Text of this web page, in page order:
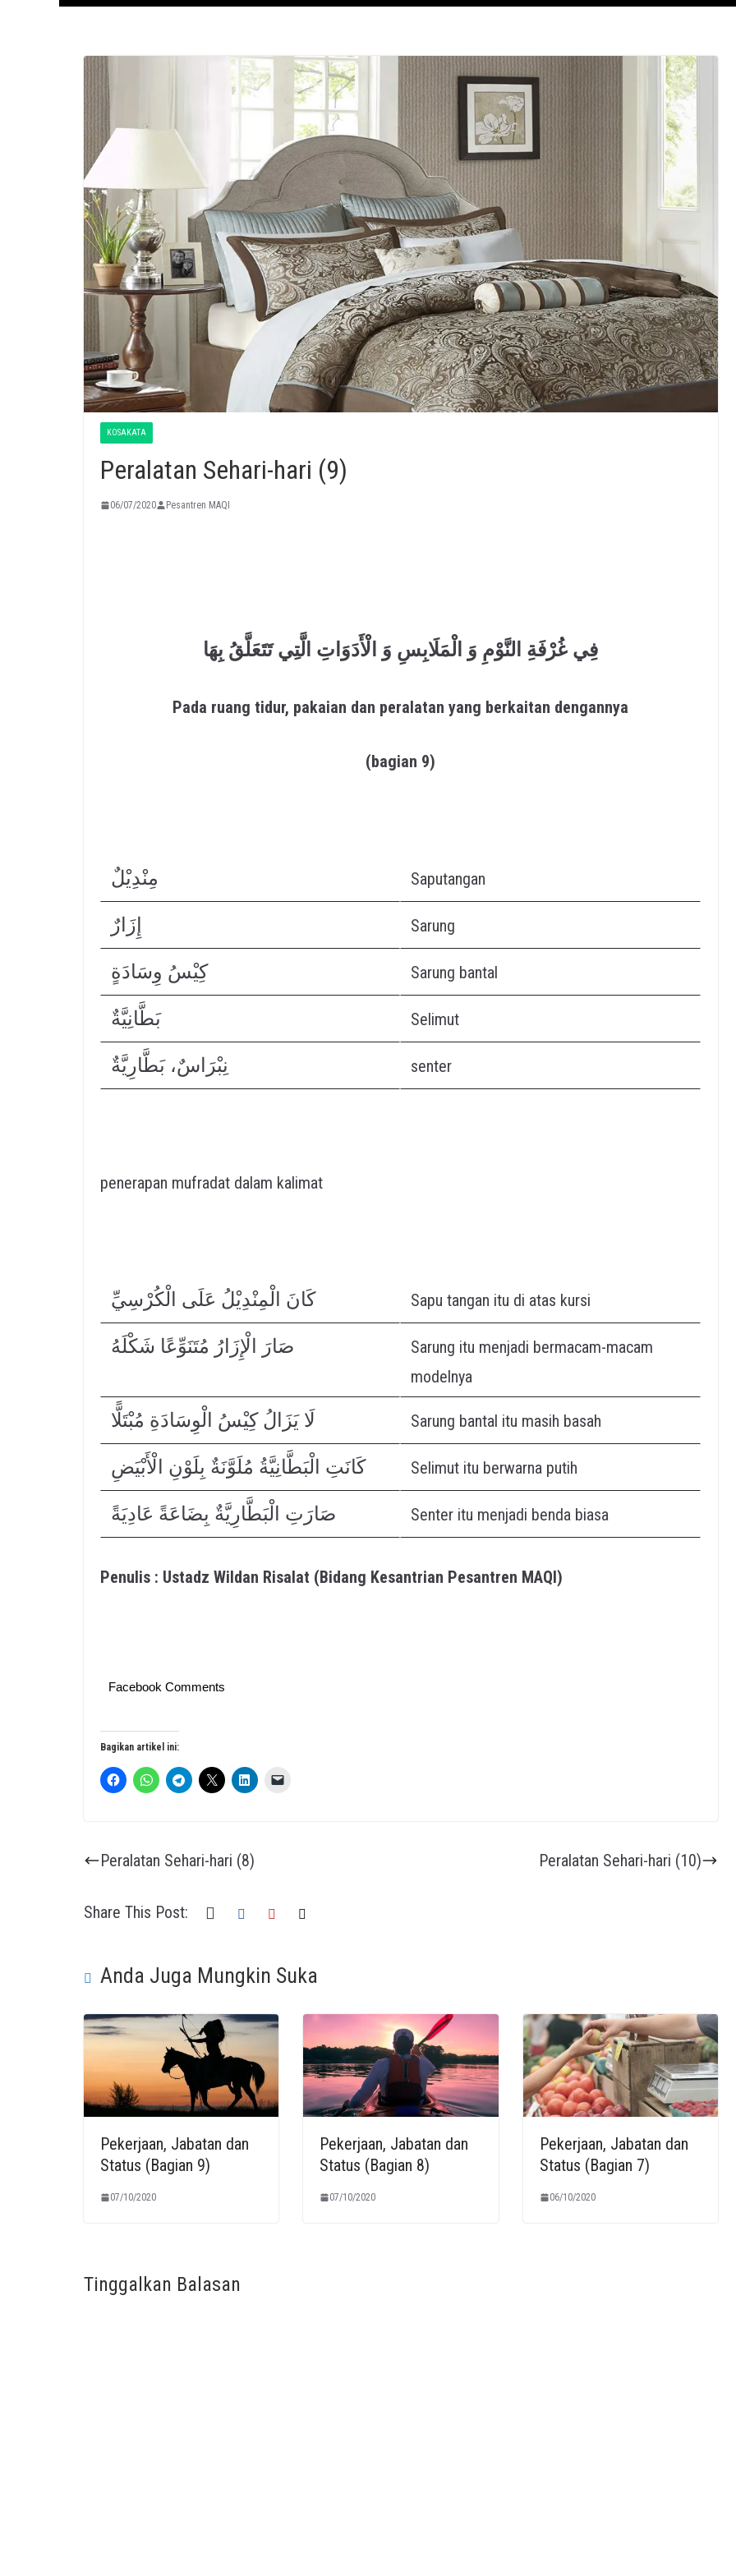
KOSAKATA
Peralatan Sehari-hari (9)
06/07/2020 Pesantren MAQI
فِي غُرْفَةِ النَّوْمِ وَ الْمَلَابِسِ وَ الْأَدَوَاتِ الَّتِي تَتَعَلَّقُ بِهَا
Pada ruang tidur, pakaian dan peralatan yang berkaitan dengannya
(bagian 9)
مِنْدِيْلٌ Saputangan
إِزَارٌ Sarung
كِيْسُ وِسَادَةٍ Sarung bantal
بَطَّانِيَّةٌ Selimut
نِبْرَاسٌ، بَطَّارِيَّةٌ senter
penerapan mufradat dalam kalimat
كَانَ الْمِنْدِيْلُ عَلَى الْكُرْسِيِّ Sapu tangan itu di atas kursi
صَارَ الْإِزَارُ مُتَنَوِّعًا شَكْلَهُ
Sarung itu menjadi bermacam-macam
modelnya
لَا يَزَالُ كِيْسُ الْوِسَادَةِ مُبْتَلًّا Sarung bantal itu masih basah
كَانَتِ الْبَطَّانِيَّةُ مُلَوَّنَةٌ بِلَوْنِ الْأَبْيَضِ Selimut itu berwarna putih
صَارَتِ الْبَطَّارِيَّةٌ بِضَاعَةً عَادِيَةً Senter itu menjadi benda biasa
Penulis : Ustadz Wildan Risalat (Bidang Kesantrian Pesantren MAQI)
Facebook Comments
Bagikan artikel ini:
Peralatan Sehari-hari (8) Peralatan Sehari-hari (10)
Share This Post:
Anda Juga Mungkin Suka
Pekerjaan, Jabatan dan
Status (Bagian 9)
07/10/2020
Pekerjaan, Jabatan dan
Status (Bagian 8)
07/10/2020
Pekerjaan, Jabatan dan
Status (Bagian 7)
06/10/2020
Tinggalkan Balasan